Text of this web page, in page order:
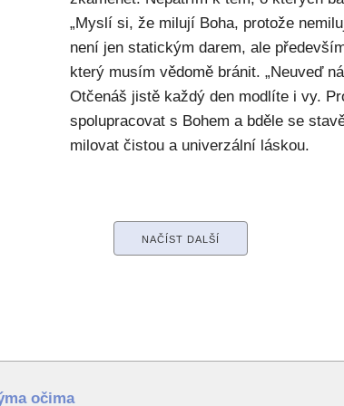
„Myslí si, že milují Boha, protože
není jen statickým darem, ale
který musím vědomě bránit. „Neuveď
Otčenáš jistě každý den modlíte i vy.
spolupracovat s Bohem a bděle se
milovat čistou a univerzální láskou.
NAČÍST DALŠÍ
očima